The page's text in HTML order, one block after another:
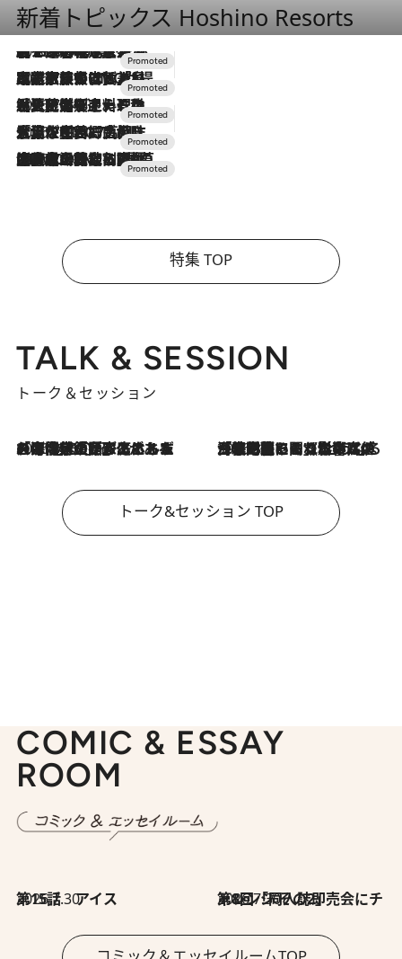
新着トピックス Hoshino Resorts
2026.8.7
【トンボの足水浴】ヒノキの香りに包まれて涼感マックス！約13℃の湧水かけ流しを避暑地「星野温泉 トンボの湯」で体験
2026.7.31
【ホテル帰省】という選択肢をOMOが提案。家族とほどよい距離を保つには「昼は実家、夜は気兼ねなくホテルで！」
2026.7.24
【夏限定ディナーコース】旬を迎える稚鮎や花ズッキーニなどをイタリア・トスカーナの郷土料理の手法で満喫！
2026.7.17
「土佐和ハーブかき氷」がOMO7高知に登場！生姜、山椒、大葉など目にも舌にも涼を呼ぶ郷土の味
2026.7.10
NEW OPEN！【界 草津】名湯の地に誕生。趣の異なる2種の温泉と上州ならではの会席・蕎麦割烹など美食を味わう究極の癒やし旅
特集 TOP
TALK & SESSION
トーク＆セッション
2026.8.3
「今後値上げがあるとすれば…」「リスクがあるのは今年の冬」エネルギー専門家が語る、ホルムズ海峡封鎖が家庭にもたらす“ある心配” 2026.8.3
「住宅建てられない…」「サーチャージ料の高値が続いている」ホルムズ海峡封鎖による影響はいつまで続く？《エネルギー専門家に聞く“どうなる日本の暮らし”》
トーク&セッション TOP
COMIC & ESSAY
ROOM
2026.7.30
第15話 アイス 2026.7.30
第8回「同人誌即売会にチャレンジ その2」